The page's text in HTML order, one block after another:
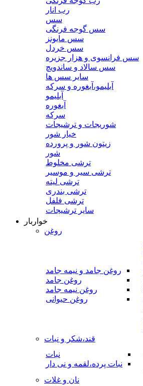
رب انار
سس
سس گوجه فرنگی
سس مایونز
سس خردل
سس فرانسوی و هزار جزیره
سس سالاد و ساندویچ
سایر سس ها
آبلیمو،آبغوره و سرکه
آبلیمو
آبغوره
سرکه
شوریجات و ترشیجات
خیار شور
زیتون شور و پرورده
شور
ترشی مخلوط
ترشی سیر و موسیر
ترشی لیته
ترشی بندری
ترشی فلفل
سایر ترشیجات
خواربار
روغن
روغن جامد و نیمه جامد
روغن جامد
روغن نیمه جامد
روغن حیوانی
قند،شکر و نبات
نبات
نبات پرده،لقمه و نی دار
نان و غلات